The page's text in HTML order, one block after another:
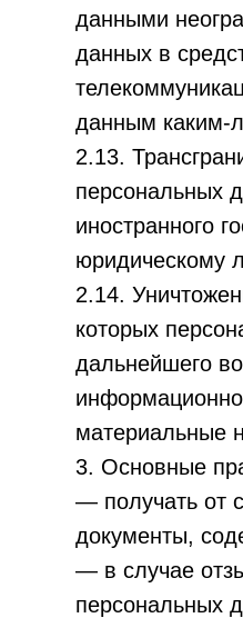
данными
данных в
данным каким-
2.13.
персональных
иностранного
юридическому
2.14.
которых
дальнейшего
материальные
3. Основные
— получать от
документы,
— в случае
персональных